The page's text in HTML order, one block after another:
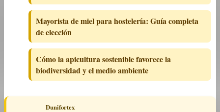
Mayorista de miel para hostelería: Guía completa
de elección
Cómo la apicultura sostenible favorece la
biodiversidad y el medio ambiente
Dunifortex